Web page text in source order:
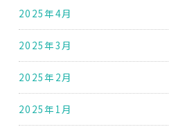
2025年4月
2025年3月
2025年2月
2025年1月